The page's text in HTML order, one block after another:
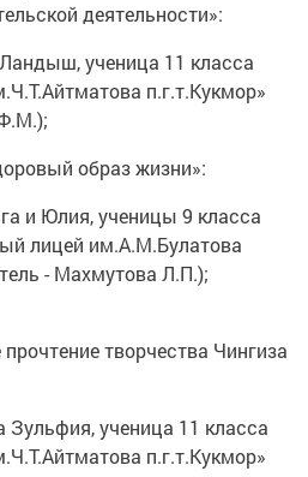
деятельности»:
ученица 11 класса
п.г.т.Кукмор»
образ жизни»:
и Юлия, ученицы 9 класса
лицей им.А.М.Булатова
- Махмутова Л.П.);
творчества Чингиза
ученица 11 класса
п.г.т.Кукмор»